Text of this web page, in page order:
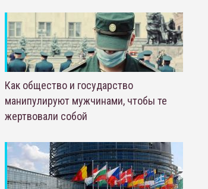
Как общество и государство
манипулируют мужчинами, чтобы те
жертвовали собой